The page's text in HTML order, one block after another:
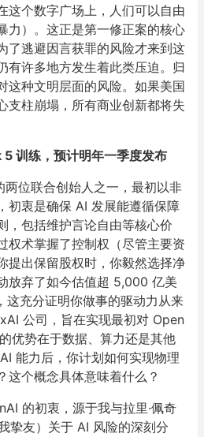
这个数字广场上，人们可以自由
力）。这正是第一修正案的核心
了逃避因言获罪的风险才来到这
有许多地方发生着此类压迫。归
这种文明层面的风险。如果美国
支柱崩塌，所有商业创新都将失
训练，预计明年一季度发布
两位联合创始人之一，最初以非
初衷是确保 AI 发展能遵循保障
，包括维护言论自由等核心价
权术掌握了控制权（尽管主要资
提出保留股权时，你毅然选择净
放弃了如今估值超 5,000 亿美
这充分证明你做事的驱动力从来
公司，旨在实现最初对 Open
优势在于数据、算力还是其他
能力后，你计划如何实现物理
这个概念具体意味着什么？
的初衷，源于我与拉里·佩奇
挚友）关于 AI 风险的深刻分